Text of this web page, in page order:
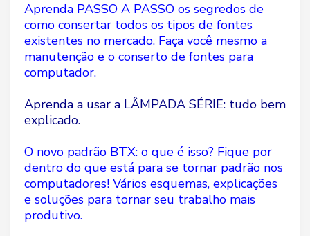
Aprenda PASSO A PASSO os segredos de
como consertar todos os tipos de fontes
existentes no mercado. Faça você mesmo a
manutenção e o conserto de fontes para
computador.
Aprenda a usar a LÂMPADA SÉRIE: tudo bem
explicado.
O novo padrão BTX: o que é isso? Fique por
dentro do que está para se tornar padrão nos
computadores! Vários esquemas, explicações
e soluções para tornar seu trabalho mais
produtivo.